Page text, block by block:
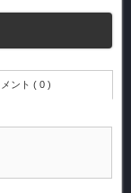
メント ( 0 )